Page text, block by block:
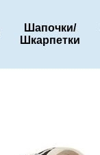
Шапочки/
Шкарпетки